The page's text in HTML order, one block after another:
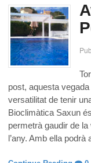
post, aquesta
versatilitat de tenir
Bioclimàtica Saxun
permetrà gaudir de la
l’any. Amb ella